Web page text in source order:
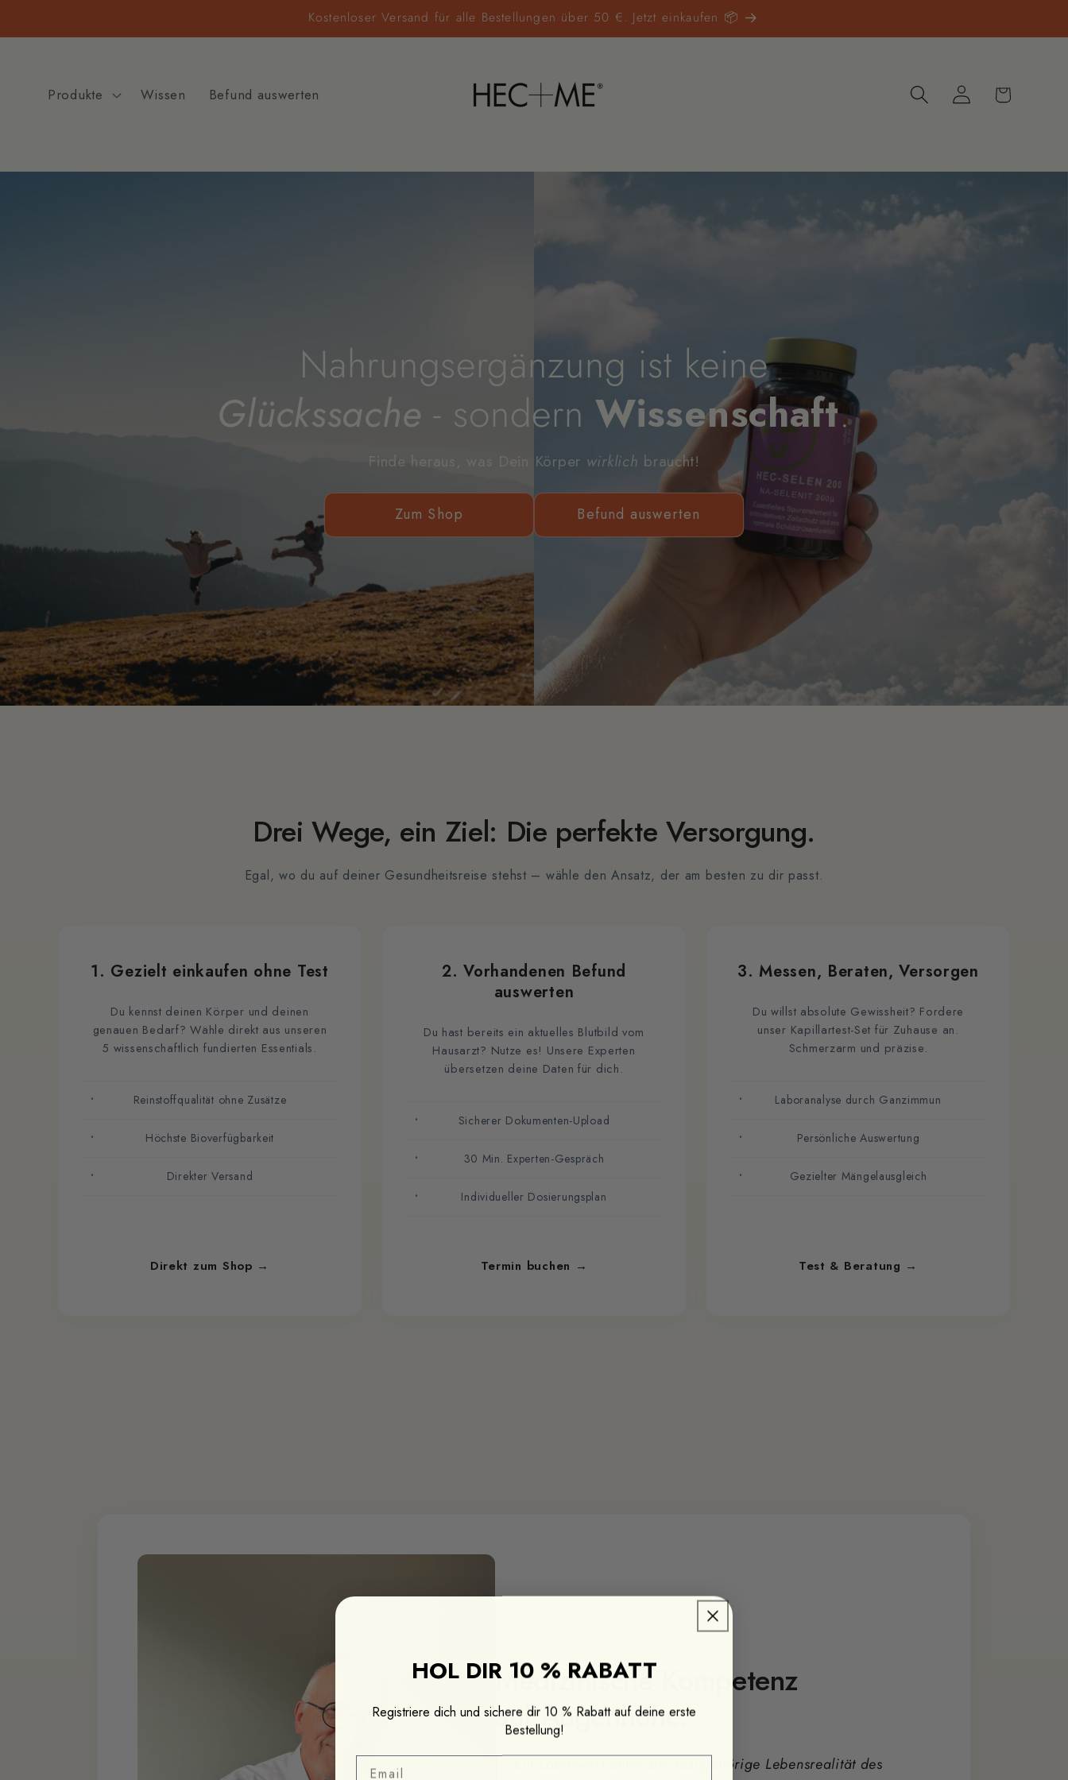
Inhalt
Kostenloser Versand für alle Bestellungen über 50 €. Jetzt einkaufen 📦
Produkte Wissen Befund auswerten EinloggenWarenkorb
Nahrungsergänzung ist keine
Glückssache - sondernWissenschaft.
Finde heraus, was Dein Körper wirklich braucht!
Zum Shop Befund auswerten
Drei Wege, ein Ziel: Die perfekte Versorgung.
Egal, wo du auf deiner Gesundheitsreise stehst – wähle den Ansatz, der am besten zu dir passt.
1. Gezielt einkaufen ohne Test
Du kennst deinen Körper und deinen
genauen Bedarf? Wähle direkt aus unseren
5 wissenschaftlich fundierten Essentials.
Reinstoffqualität ohne Zusätze
Höchste Bioverfügbarkeit
Direkter Versand
Direkt zum Shop →
2. Vorhandenen Befund
auswerten
Du hast bereits ein aktuelles Blutbild vom
Hausarzt? Nutze es! Unsere Experten
übersetzen deine Daten für dich.
Sicherer Dokumenten-Upload
30 Min. Experten-Gespräch
Individueller Dosierungsplan
Termin buchen →
3. Messen, Beraten, Versorgen
Du willst absolute Gewissheit? Fordere
unser Kapillartest-Set für Zuhause an.
Schmerzarm und präzise.
Laboranalyse durch Ganzimmun
Persönliche Auswertung
Gezielter Mängelausgleich
Test & Beratung →
Medizinische Kompetenz
auf Augenhöhe.
Ein Laborwert ohne die dazugehörige Lebensrealität des
HOL DIR 10 % RABATT
Registriere dich und sichere dir 10 % Rabatt auf deine erste
Bestellung!
Email